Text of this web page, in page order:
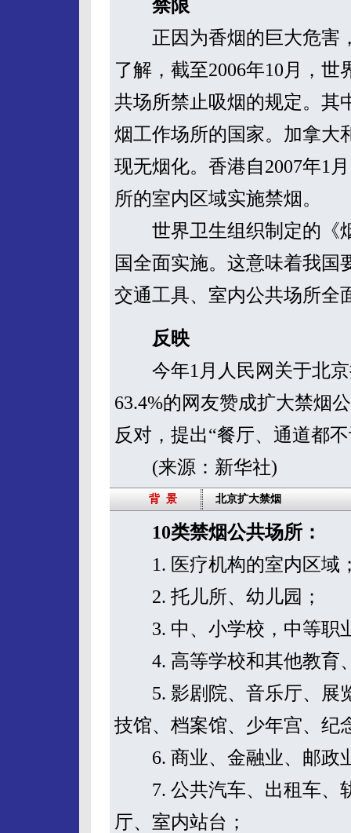
禁限
正因为香烟的巨大危害
了解，截至2006年10月，
共场所禁止吸烟的规定。其
烟工作场所的国家。加拿大
现无烟化。香港自2007年1
所的室内区域实施禁烟。
世界卫生组织制定的《烟
国全面实施。这意味着我国
交通工具、室内公共场所全
反映
今年1月人民网关于北京
63.4%的网友赞成扩大禁烟
反对，提出“餐厅、通道都
(来源：新华社)
背 景 北京扩大禁烟
10类禁烟公共场所：
1. 医疗机构的室内区域
2. 托儿所、幼儿园；
3. 中、小学校，中等职
4. 高等学校和其他教育
5. 影剧院、音乐厅、展
技馆、档案馆、少年宫、纪
6. 商业、金融业、邮政
7. 公共汽车、出租车、
厅、室内站台；